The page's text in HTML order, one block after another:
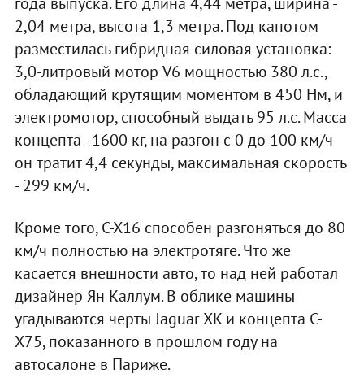
2,04 метра, высота 1,3 метра. Под капотом
разместилась гибридная силовая установка:
3,0-литровый мотор V6 мощностью 380 л.с.,
обладающий крутящим моментом в 450 Нм, и
электромотор, способный выдать 95 л.с. Масса
концепта - 1600 кг, на разгон с 0 до 100 км/ч
он тратит 4,4 секунды, максимальная скорость
- 299 км/ч.
Кроме того, C-X16 способен разгоняться до 80
км/ч полностью на электротяге. Что же
касается внешности авто, то над ней работал
дизайнер Ян Каллум. В облике машины
угадываются черты Jaguar XK и концепта C-
X75, показанного в прошлом году на
автосалоне в Париже.